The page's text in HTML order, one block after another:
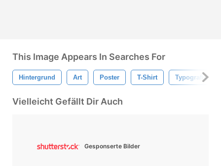
This Image Appears In Searches For
Hintergrund Art Poster T-Shirt Typografie
Vielleicht Gefällt Dir Auch
Gesponserte Bilder